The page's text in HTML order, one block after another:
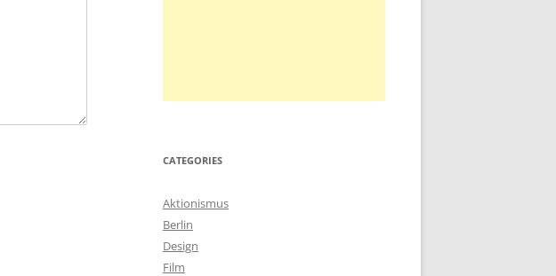
CATEGORIES
Aktionismus
Berlin
Design
Film